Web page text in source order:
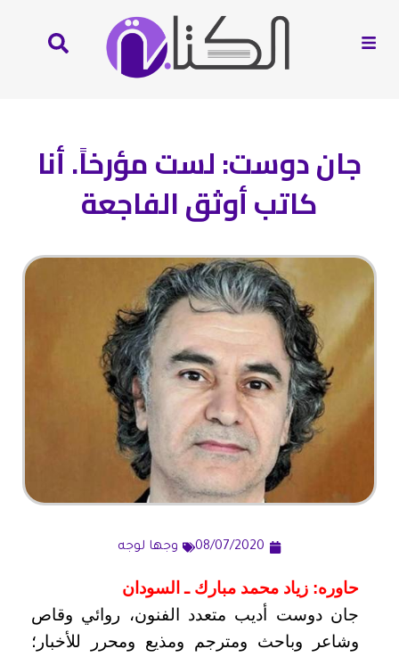
جان دوست: لست مؤرخاً. أنا
كاتب أوثق الفاجعة
08/07/2020 وجها لوجه
حاوره: زياد محمد مبارك ـ السودان
جان دوست أديب متعدد الفنون، روائي وقاص
وشاعر وباحث ومترجم ومذيع ومحرر للأخبار؛